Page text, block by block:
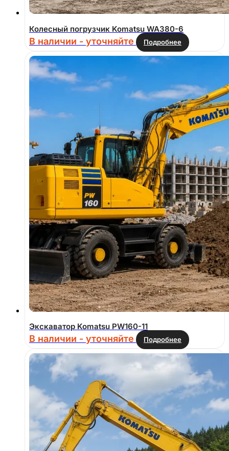
Колесный погрузчик Komatsu WA380-6
В наличии - уточняйте Подробнее
Экскаватор Komatsu PW160-11
В наличии - уточняйте Подробнее